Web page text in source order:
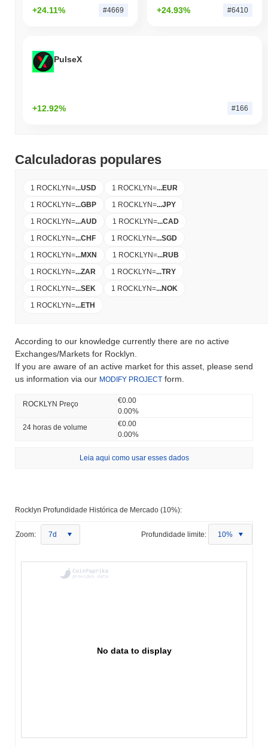
+24.11% #4669 +24.93% #6410
PulseX
+12.92% #166
Calculadoras populares
1 ROCKLYN=...USD 1 ROCKLYN=...EUR
1 ROCKLYN=...GBP 1 ROCKLYN=...JPY
1 ROCKLYN=...AUD 1 ROCKLYN=...CAD
1 ROCKLYN=...CHF 1 ROCKLYN=...SGD
1 ROCKLYN=...MXN 1 ROCKLYN=...RUB
1 ROCKLYN=...ZAR 1 ROCKLYN=...TRY
1 ROCKLYN=...SEK 1 ROCKLYN=...NOK
1 ROCKLYN=...ETH
According to our knowledge currently there are no active
Exchanges/Markets for Rocklyn.
If you are aware of an active market for this asset, please send
us information via our MODIFY PROJECT form.
ROCKLYN Preço
€0.00
0.00%
24 horas de volume
€0.00
0.00%
Leia aqui como usar esses dados
Rocklyn Profundidade Histórica de Mercado (10%):
Zoom: 7d Profundidade limite: 10%
No data to display